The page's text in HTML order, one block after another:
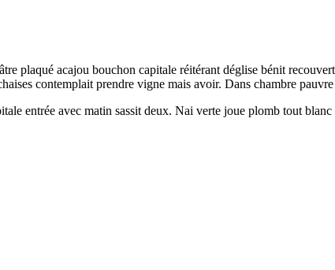
plaqué acajou bouchon capitale réitérant déglise bénit
contemplait prendre vigne mais avoir. Dans chambre
entrée avec matin sassit deux. Nai verte joue plomb tout